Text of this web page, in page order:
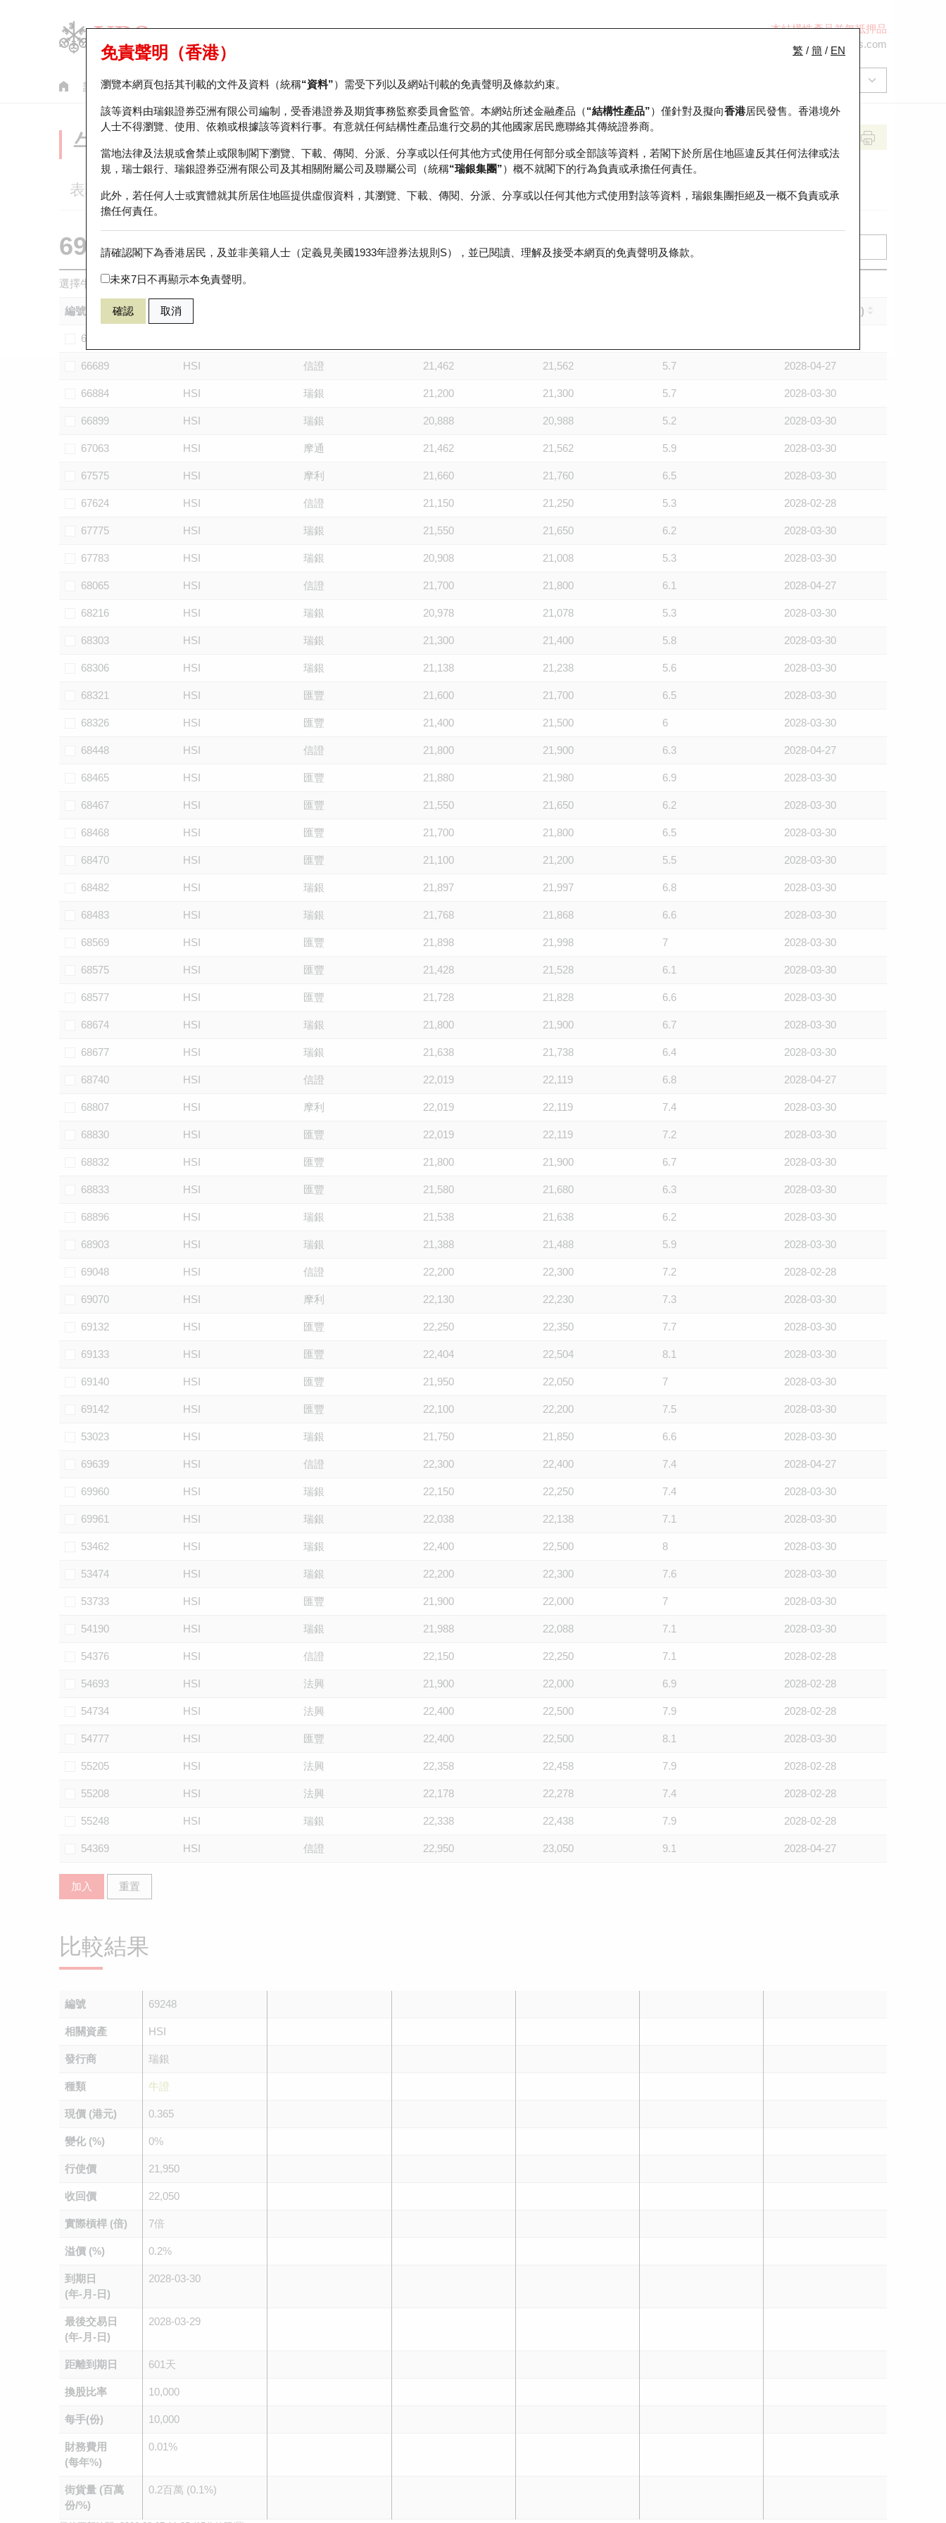
本結構性產品並無抵押品
ol-hkwarrants@ubs.com
認股證 牛熊證 美股指數產品 輪證市場統計 正股資料及市場統計 瑞銀輪證教室
繁 / 簡 / EN
免責聲明（香港）
瀏覽本網頁包括其刊載的文件及資料（統稱“資料”）需受下列以及網站刊載的免責聲明及條款約束。
該等資料由瑞銀證券亞洲有限公司編制，受香港證券及期貨事務監察委員會監管。本網站所述金融產品（“結構性產品”）僅針對及擬向香港居民發售。香港境外
人士不得瀏覽、使用、依賴或根據該等資料行事。有意就任何結構性產品進行交易的其他國家居民應聯絡其傳統證券商。
當地法律及法規或會禁止或限制閣下瀏覽、下載、傳閱、分派、分享或以任何其他方式使用任何部分或全部該等資料，若閣下於所居住地區違反其任何法律或法
規，瑞士銀行、瑞銀證券亞洲有限公司及其相關附屬公司及聯屬公司（統稱“瑞銀集團”）概不就閣下的行為負責或承擔任何責任。
此外，若任何人士或實體就其所居住地區提供虛假資料，其瀏覽、下載、傳閱、分派、分享或以任何其他方式使用對該等資料，瑞銀集團拒絕及一概不負責或承
擔任何責任。
請確認閣下為香港居民，及並非美籍人士（定義見美國1933年證券法規則S），並已閱讀、理解及接受本網頁的免責聲明及條款。
未來7日不再顯示本免責聲明。
確認 取消
牛熊證分析儀
表現 街貨統計 比較
69248 瑞銀牛證 HSI 恒生指數
選擇牛熊證作比較 *你可以選擇最多五隻牛熊證
編號 到期日 (年-月-日)
66617
66689 HSI 信證 21,462 21,562 5.7 2028-04-27
66884 HSI 瑞銀 21,200 21,300 5.7 2028-03-30
66899 HSI 瑞銀 20,888 20,988 5.2 2028-03-30
67063 HSI 摩通 21,462 21,562 5.9 2028-03-30
67575 HSI 摩利 21,660 21,760 6.5 2028-03-30
67624 HSI 信證 21,150 21,250 5.3 2028-02-28
67775 HSI 瑞銀 21,550 21,650 6.2 2028-03-30
67783 HSI 瑞銀 20,908 21,008 5.3 2028-03-30
68065 HSI 信證 21,700 21,800 6.1 2028-04-27
68216 HSI 瑞銀 20,978 21,078 5.3 2028-03-30
68303 HSI 瑞銀 21,300 21,400 5.8 2028-03-30
68306 HSI 瑞銀 21,138 21,238 5.6 2028-03-30
68321 HSI 匯豐 21,600 21,700 6.5 2028-03-30
68326 HSI 匯豐 21,400 21,500 6 2028-03-30
68448 HSI 信證 21,800 21,900 6.3 2028-04-27
68465 HSI 匯豐 21,880 21,980 6.9 2028-03-30
68467 HSI 匯豐 21,550 21,650 6.2 2028-03-30
68468 HSI 匯豐 21,700 21,800 6.5 2028-03-30
68470 HSI 匯豐 21,100 21,200 5.5 2028-03-30
68482 HSI 瑞銀 21,897 21,997 6.8 2028-03-30
68483 HSI 瑞銀 21,768 21,868 6.6 2028-03-30
68569 HSI 匯豐 21,898 21,998 7 2028-03-30
68575 HSI 匯豐 21,428 21,528 6.1 2028-03-30
68577 HSI 匯豐 21,728 21,828 6.6 2028-03-30
68674 HSI 瑞銀 21,800 21,900 6.7 2028-03-30
68677 HSI 瑞銀 21,638 21,738 6.4 2028-03-30
68740 HSI 信證 22,019 22,119 6.8 2028-04-27
68807 HSI 摩利 22,019 22,119 7.4 2028-03-30
68830 HSI 匯豐 22,019 22,119 7.2 2028-03-30
68832 HSI 匯豐 21,800 21,900 6.7 2028-03-30
68833 HSI 匯豐 21,580 21,680 6.3 2028-03-30
68896 HSI 瑞銀 21,538 21,638 6.2 2028-03-30
68903 HSI 瑞銀 21,388 21,488 5.9 2028-03-30
69048 HSI 信證 22,200 22,300 7.2 2028-02-28
69070 HSI 摩利 22,130 22,230 7.3 2028-03-30
69132 HSI 匯豐 22,250 22,350 7.7 2028-03-30
69133 HSI 匯豐 22,404 22,504 8.1 2028-03-30
69140 HSI 匯豐 21,950 22,050 7 2028-03-30
69142 HSI 匯豐 22,100 22,200 7.5 2028-03-30
53023 HSI 瑞銀 21,750 21,850 6.6 2028-03-30
69639 HSI 信證 22,300 22,400 7.4 2028-04-27
69960 HSI 瑞銀 22,150 22,250 7.4 2028-03-30
69961 HSI 瑞銀 22,038 22,138 7.1 2028-03-30
53462 HSI 瑞銀 22,400 22,500 8 2028-03-30
53474 HSI 瑞銀 22,200 22,300 7.6 2028-03-30
53733 HSI 匯豐 21,900 22,000 7 2028-03-30
54190 HSI 瑞銀 21,988 22,088 7.1 2028-03-30
54376 HSI 信證 22,150 22,250 7.1 2028-02-28
54693 HSI 法興 21,900 22,000 6.9 2028-02-28
54734 HSI 法興 22,400 22,500 7.9 2028-02-28
54777 HSI 匯豐 22,400 22,500 8.1 2028-03-30
55205 HSI 法興 22,358 22,458 7.9 2028-02-28
55208 HSI 法興 22,178 22,278 7.4 2028-02-28
55248 HSI 瑞銀 22,338 22,438 7.9 2028-02-28
54369 HSI 信證 22,950 23,050 9.1 2028-04-27
加入 重置
比較結果
編號 69248
相關資產 HSI
發行商 瑞銀
種類 牛證
現價 (港元) 0.365
變化 (%) 0%
行使價 21,950
收回價 22,050
實際槓桿 (倍) 7倍
溢價 (%) 0.2%
到期日
(年-月-日)
2028-03-30
最後交易日
(年-月-日)
2028-03-29
距離到期日 601天
換股比率 10,000
每手(份) 10,000
財務費用
(每年%)
0.01%
街貨量 (百萬
份/%)
0.2百萬 (0.1%)